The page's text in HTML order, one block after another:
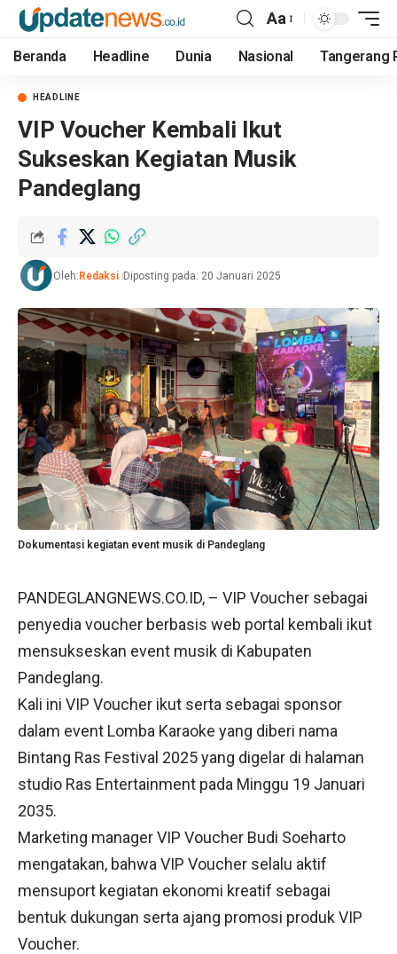
Aa
Beranda Headline Dunia Nasional Tangerang
HEADLINE
VIP Voucher Kembali Ikut
Sukseskan Kegiatan Musik
Pandeglang
Oleh: Redaksi Diposting pada: 20 Januari 2025
Dokumentasi kegiatan event musik di Pandeglang
PANDEGLANGNEWS.CO.ID, – VIP Voucher sebagai
penyedia voucher berbasis web portal kembali ikut
mensukseskan event musik di Kabupaten
Pandeglang.
Kali ini VIP Voucher ikut serta sebagai sponsor
dalam event Lomba Karaoke yang diberi nama
Bintang Ras Festival 2025 yang digelar di halaman
studio Ras Entertainment pada Minggu 19 Januari
2035.
Marketing manager VIP Voucher Budi Soeharto
mengatakan, bahwa VIP Voucher selalu aktif
mensuport kegiatan ekonomi kreatif sebagai
bentuk dukungan serta ajang promosi produk VIP
Voucher.